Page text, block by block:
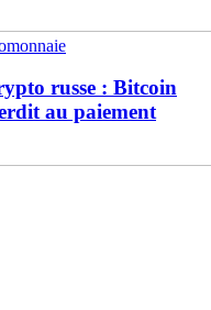
russe : Bitcoin
au paiement